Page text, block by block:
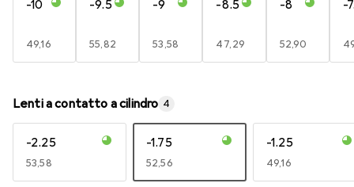
-10
EUR
49,16
-9.5
EUR
55,82
-9
EUR
53,58
-8.5
EUR
47,29
-8
EUR
52,90
-
Lenti a contatto a cilindro 4
-2.25
EUR
53,58
-1.75
EUR
52,56
-1.25
EUR
49,16